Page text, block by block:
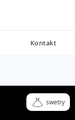
Kontakt
swetry